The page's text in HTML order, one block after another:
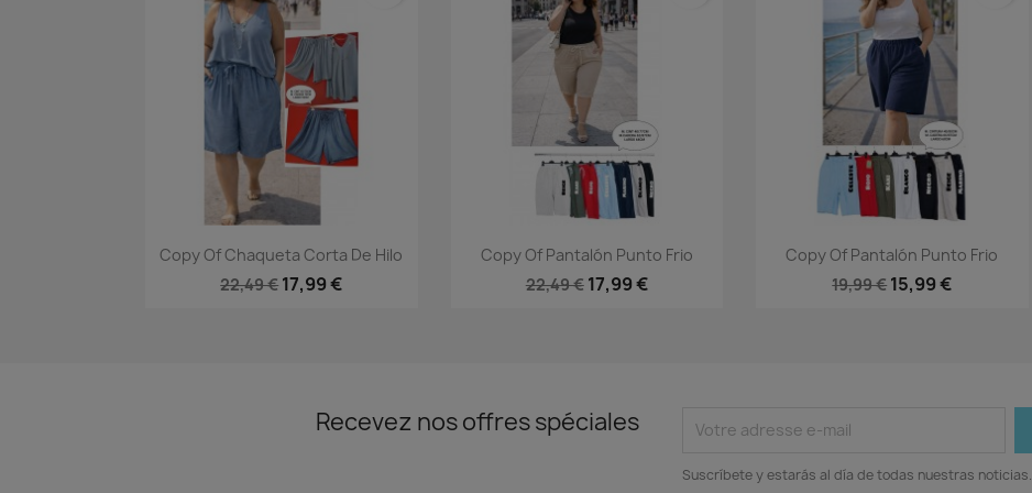
Aperçu rapide
Copy Of Chaqueta Corta De Hilo
22,49 € 17,99 €
Aperçu rapide
Copy Of Pantalón Punto Frio
22,49 € 17,99 €
Aperçu rapide
Copy Of Pantalón Punto Frio
19,99 € 15,99 €
Recevez nos offres spéciales
Suscríbete y estarás al día de todas nuestras noticias.